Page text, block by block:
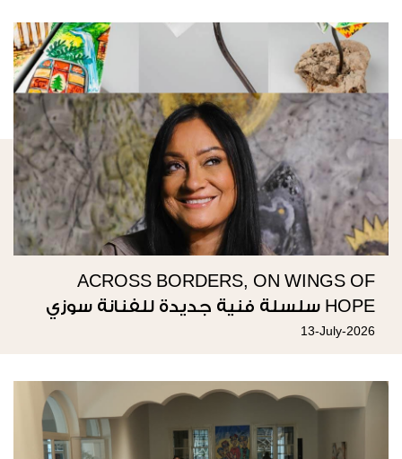
ACROSS BORDERS, ON WINGS OF
HOPE سلسلة فنية جديدة للفنانة سوزي
ناصيف
13-July-2026